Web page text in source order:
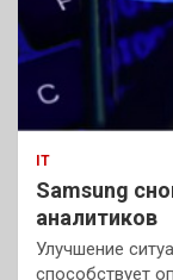
IT
Samsung
аналитиков
Улучшение
способствует